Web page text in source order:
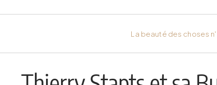
La beauté des choses